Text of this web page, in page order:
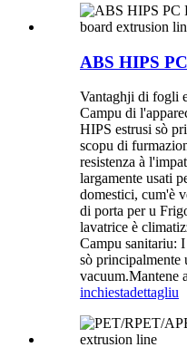
ABS HIPS
Vantaghji di fogli
Campu di
HIPS estrusi sò
scopu di
resistenza à
largamente usati
domestici, cum'è
di porta per u
lavatrice è
Campu sanitariu:
sò principalmente
vacuum.Mantene
inchiestadettagliu